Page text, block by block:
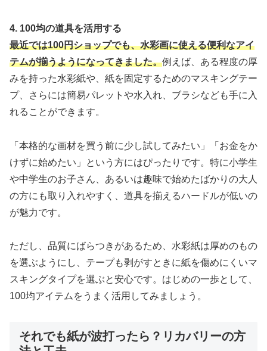
4. 100均の道具を活用する
最近では100円ショップでも、水彩画に使える便利なアイ
テムが揃うようになってきました。例えば、ある程度の厚
みを持った水彩紙や、紙を固定するためのマスキングテー
プ、さらには簡易パレットや水入れ、ブラシなども手に入
れることができます。
「本格的な画材を買う前に少し試してみたい」「お金をか
けずに始めたい」という方にはぴったりです。特に小学生
や中学生のお子さん、あるいは趣味で始めたばかりの大人
の方にも取り入れやすく、道具を揃えるハードルが低いの
が魅力です。
ただし、品質にばらつきがあるため、水彩紙は厚めのもの
を選ぶようにし、テープも剥がすときに紙を傷めにくいマ
スキングタイプを選ぶと安心です。はじめの一歩として、
100均アイテムをうまく活用してみましょう。
それでも紙が波打ったら？リカバリーの方